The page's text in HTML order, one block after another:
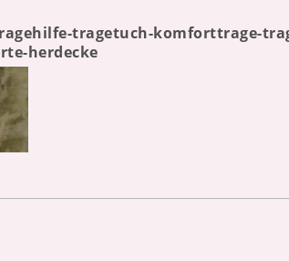
tragetuch-komforttrage-
herdecke